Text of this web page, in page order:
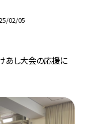
02/05
あし大会の応援に